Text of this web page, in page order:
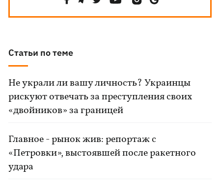
Статьи по теме
Не украли ли вашу личность? Украинцы
рискуют отвечать за преступления своих
«двойников» за границей
Главное - рынок жив: репортаж с
«Петровки», выстоявшей после ракетного
удара